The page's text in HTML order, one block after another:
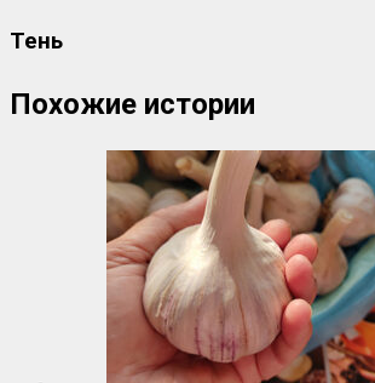
Тень
Похожие истории